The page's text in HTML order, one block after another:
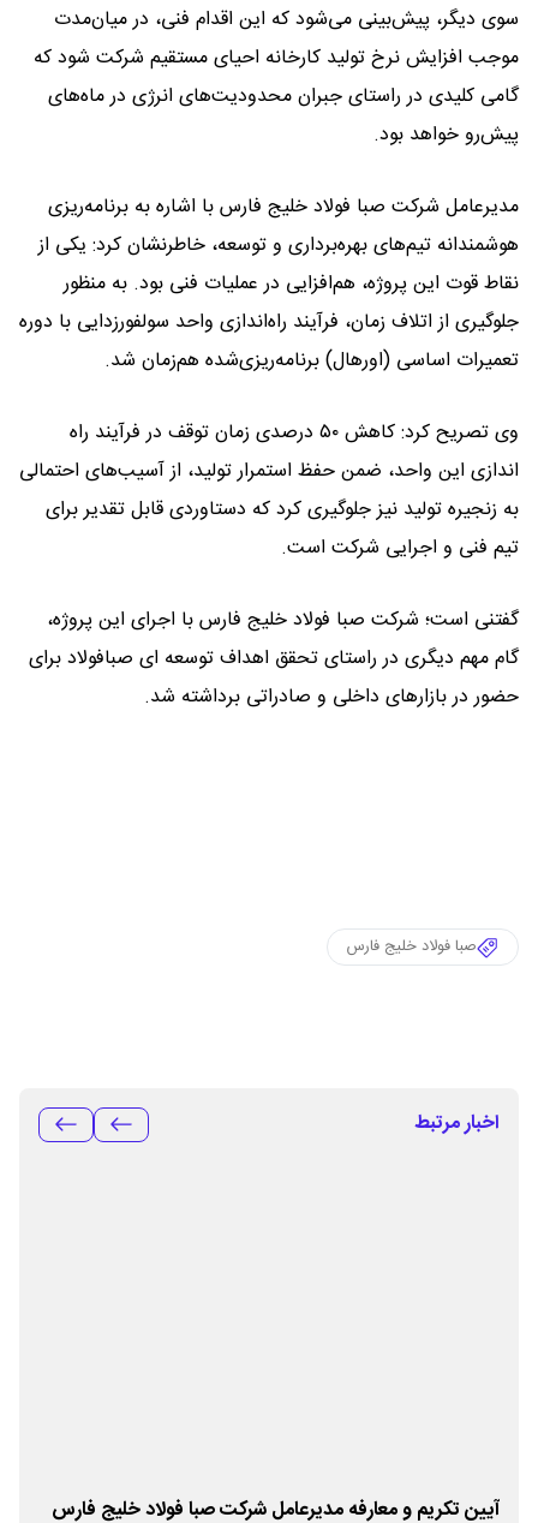
سوی دیگر، پیش‌بینی می‌شود که این اقدام فنی، در میان‌مدت
موجب افزایش نرخ تولید کارخانه احیای مستقیم شرکت شود که
گامی کلیدی در راستای جبران محدودیت‌های انرژی در ماه‌های
پیش‌رو خواهد بود.
مدیرعامل شرکت صبا فولاد خلیج فارس با اشاره به برنامه‌ریزی
هوشمندانه تیم‌های بهره‌برداری و توسعه، خاطرنشان کرد: یکی از
نقاط قوت این پروژه، هم‌افزایی در عملیات فنی بود. به منظور
جلوگیری از اتلاف زمان، فرآیند راه‌اندازی واحد سولفورزدایی با دوره
تعمیرات اساسی (اورهال) برنامه‌ریزی‌شده هم‌زمان شد.
وی تصریح کرد: کاهش ۵۰ درصدی زمان توقف در فرآیند راه
اندازی این واحد، ضمن حفظ استمرار تولید، از آسیب‌های احتمالی
به زنجیره تولید نیز جلوگیری کرد که دستاوردی قابل تقدیر برای
تیم فنی و اجرایی شرکت است.
گفتنی است؛ شرکت صبا فولاد خلیج فارس با اجرای این پروژه،
گام مهم دیگری در راستای تحقق اهداف توسعه ای صبافولاد برای
حضور در بازارهای داخلی و صادراتی برداشته شد.
صبا فولاد خلیج فارس
اخبار مرتبط
آیین تکریم و معارفه مدیرعامل شرکت صبا فولاد خلیج فارس